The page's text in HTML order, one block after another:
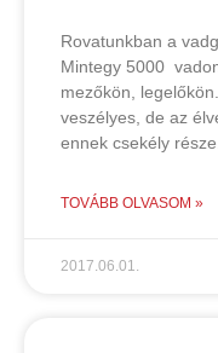
Rovatunkban a
Mintegy 5000
mezőkön,
veszélyes, de az
ennek csekély
TOVÁBB OLVASOM »
2017.06.01.